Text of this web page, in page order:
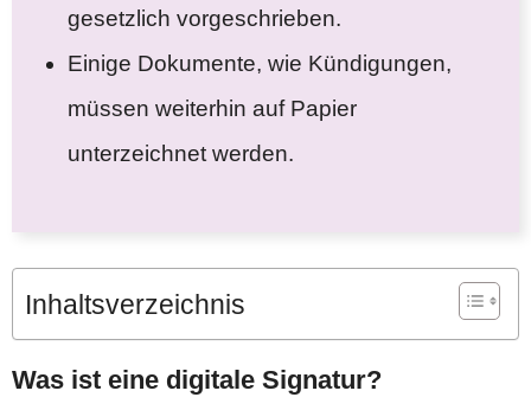
gesetzlich vorgeschrieben.
Einige Dokumente, wie Kündigungen,
müssen weiterhin auf Papier
unterzeichnet werden.
Inhaltsverzeichnis
Was ist eine digitale Signatur?